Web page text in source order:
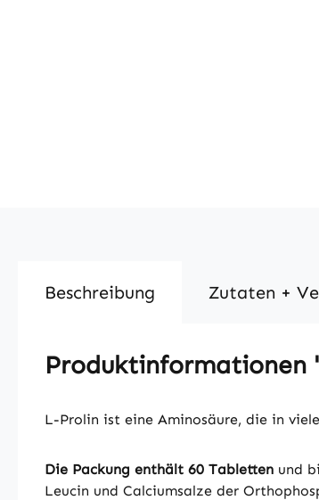
Beschreibung Zutaten +
Produktinformationen
L-Prolin ist eine Aminosäure, die in
Die Packung enthält 60 Tabletten und
Leucin und Calciumsalze der